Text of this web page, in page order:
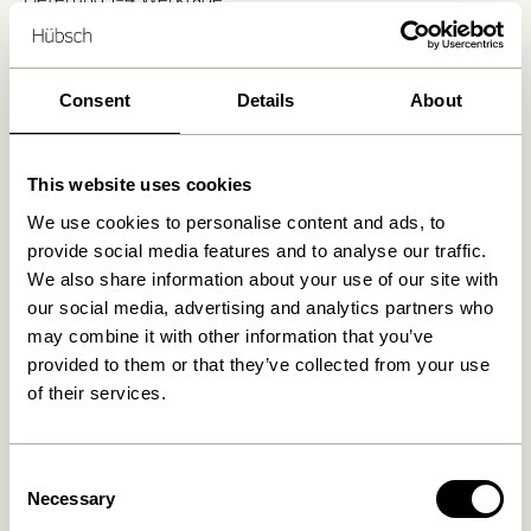
Consent Details About
This website uses cookies
We use cookies to personalise content and ads, to
provide social media features and to analyse our traffic.
We also share information about your use of our site with
our social media, advertising and analytics partners who
may combine it with other information that you’ve
provided to them or that they’ve collected from your use
of their services.
Selection
Necessary
30 Tage Rückgaberecht
Ähnliche Produkte
Clink Champagnerglas Klar